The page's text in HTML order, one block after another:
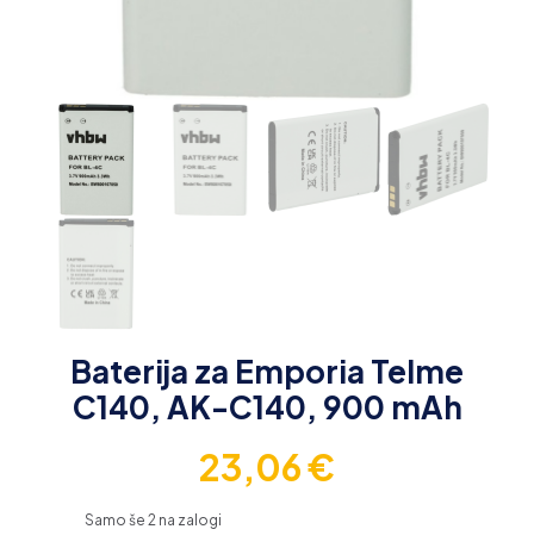
Baterija za Emporia Telme
C140, AK-C140, 900 mAh
23,06€
Samo še 2 na zalogi